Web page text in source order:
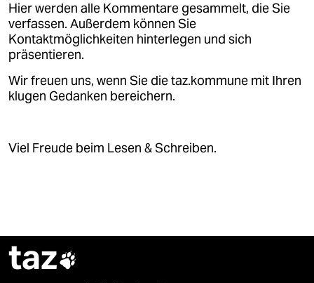
Hier werden alle Kommentare gesammelt, die Sie
verfassen. Außerdem können Sie
Kontaktmöglichkeiten hinterlegen und sich
präsentieren.
Wir freuen uns, wenn Sie die taz.kommune mit Ihren
klugen Gedanken bereichern.
Viel Freude beim Lesen & Schreiben.
taz